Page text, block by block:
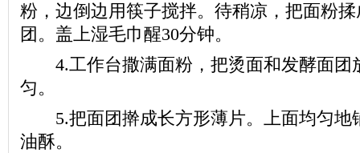
粉，边倒边用筷子搅拌。待稍凉，把面粉
团。盖上湿毛巾醒30分钟。
4.工作台撒满面粉，把烫面和发酵面团
匀。
5.把面团擀成长方形薄片。上面均匀地
油酥。